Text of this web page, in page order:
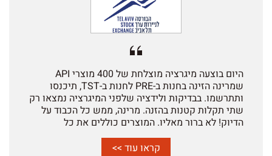
היום בוצעה מיגרציה מוצלחת של 400 מוצרי API
שמרינה הזינה בחנות ב-PRE לחנות ב-TST, תיכנסו
ותתרשמו. בבדיקות ולידציה שלפני המיגרציה נמצאו רק
שתי תקלות קטנות בהזנה. מרינה, ממש כל הכבוד על
הדיוק! לא ברור מאליו. המוצרים כוללים את כל
השינויים ותיקונים של מרינה נכון לתאריך מייל זה.
קראו עוד >>